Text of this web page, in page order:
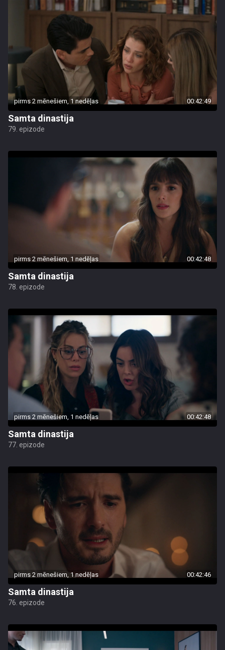
pirms 2 mēnešiem, 1 nedēļas 00:42:49
Samta dinastija
79. epizode
pirms 2 mēnešiem, 1 nedēļas 00:42:48
Samta dinastija
78. epizode
pirms 2 mēnešiem, 1 nedēļas 00:42:48
Samta dinastija
77. epizode
pirms 2 mēnešiem, 1 nedēļas 00:42:46
Samta dinastija
76. epizode